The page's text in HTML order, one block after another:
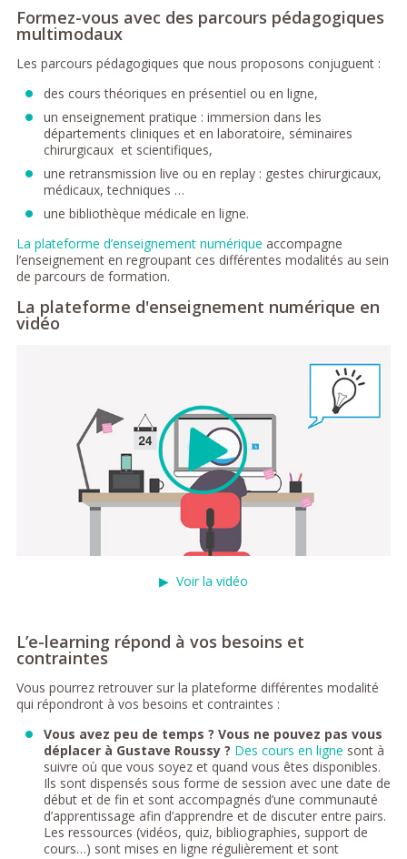
Formez-vous avec des parcours pédagogiques
multimodaux
Les parcours pédagogiques que nous proposons conjuguent :
des cours théoriques en présentiel ou en ligne,
un enseignement pratique : immersion dans les
départements cliniques et en laboratoire, séminaires
chirurgicaux et scientifiques,
une retransmission live ou en replay : gestes chirurgicaux,
médicaux, techniques …
une bibliothèque médicale en ligne.
La plateforme d’enseignement numérique accompagne
l’enseignement en regroupant ces différentes modalités au sein
de parcours de formation.
La plateforme d'enseignement numérique en
vidéo
▶ Voir la vidéo
L’e-learning répond à vos besoins et
contraintes
Vous pourrez retrouver sur la plateforme différentes modalité
qui répondront à vos besoins et contraintes :
Vous avez peu de temps ? Vous ne pouvez pas vous
déplacer à Gustave Roussy ? Des cours en ligne sont à
suivre où que vous soyez et quand vous êtes disponibles.
Ils sont dispensés sous forme de session avec une date de
début et de fin et sont accompagnés d’une communauté
d’apprentissage afin d’apprendre et de discuter entre pairs.
Les ressources (vidéos, quiz, bibliographies, support de
cours…) sont mises en ligne régulièrement et sont